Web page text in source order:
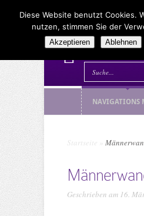
NAVIGATIONS
Startseite
Geschrieben am 16.
Diese Website benutzt Cookies.
nutzen, stimmen Sie der
Akzeptieren Ablehnen